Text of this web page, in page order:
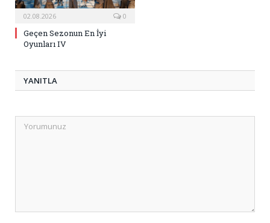
02.08.2026 0
Geçen Sezonun En İyi
Oyunları IV
YANITLA